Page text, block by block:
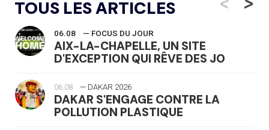
TOUS LES ARTICLES
06.08 — FOCUS DU JOUR
AIX-LA-CHAPELLE, UN SITE
D'EXCEPTION QUI RÊVE DES JO
06.08 — DAKAR 2026
DAKAR S'ENGAGE CONTRE LA
POLLUTION PLASTIQUE